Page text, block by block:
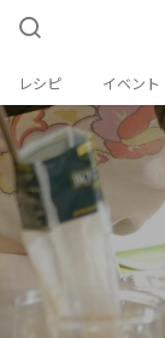
レシピ イベント